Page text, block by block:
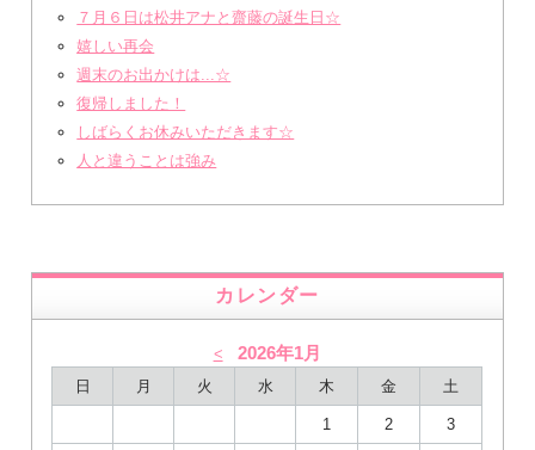
７月６日は松井アナと齋藤の誕生日☆
嬉しい再会
週末のお出かけは...☆
復帰しました！
しばらくお休みいただきます☆
人と違うことは強み
カレンダー
< 2026年1月
日 月 火 水 木 金 土
1 2 3